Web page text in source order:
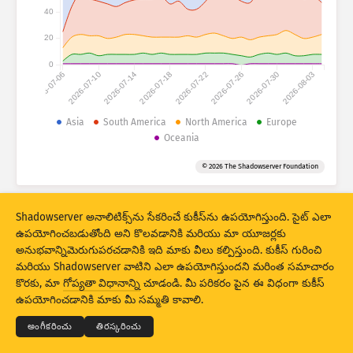
అటాక్ స్టాటిస్టిక్స్: డివైసెస్
సహాయం
సెట్ చేసిన డేటా
నవీకరణ రీసెట్
PNG గా డౌన్‌లోడ్ చేయండి
2026-07-062026-07-102026-07-142026-07-182026-07-222026-07-262026-07-302026-08-03
0
20
40
Asia South America North America
Europe
Oceania
© 2026 The Shadowserver Foundation
© 2026THE SHADOWSERVER FOUNDATION
గోప్యత మరియు షరతులు
మమ్మల్ని సంప్రదించండి: క్రెడిట్స్
Shadowserver అనాలిటిక్స్‌ను సేకరించే కుకీస్‌ను ఉపయోగిస్తుంది. సైట్ ఎలా
ఉపయోగించబడుతోంది అని కొలవడానికి మరియు మా యూజర్లకు
అనుభవాన్నిమెరుగుపరచడానికి ఇది మాకు వీలు కల్పిస్తుంది. కుకీస్ గురించి
మరియు Shadowserver వాటిని ఎలా ఉపయోగిస్తుందని మరింత సమాచారం
కొరకు, మా గోప్యతా విధానాన్ని చూడండి. మీ పరికరం పైన ఈ విధంగా కుకీస్
ఉపయోగించడానికి మాకు మీ సమ్మతి కావాలి.
అంగీకరించు తిరస్కరించు